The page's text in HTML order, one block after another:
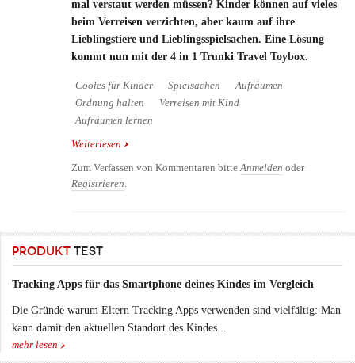
mal verstaut werden müssen? Kinder können auf vieles
beim Verreisen verzichten, aber kaum auf ihre
Lieblingstiere und Lieblingsspielsachen. Eine Lösung
kommt nun mit der 4 in 1 Trunki Travel Toybox.
Cooles für Kinder Spielsachen
Aufräumen
Ordnung halten
Verreisen mit Kind
Aufräumen lernen
Weiterlesen über Trunki Travel Toy Box - zum Spielsachen
Zum Verfassen von Kommentaren bitteAnmelden oder
Registrieren.
PRODUKT TEST
Tracking Apps für das Smartphone deines Kindes im Vergleich
Die Gründe warum Eltern Tracking Apps verwenden sind vielfältig: Man
kann damit den aktuellen Standort des Kindes...
mehr lesen